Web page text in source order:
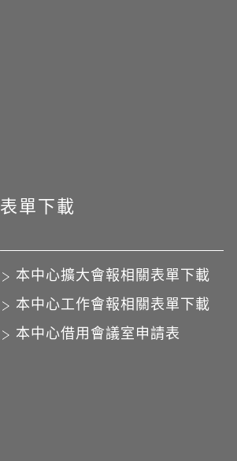
表單下載
本中心擴大會報相關表單下載
本中心工作會報相關表單下載
本中心借用會議室申請表